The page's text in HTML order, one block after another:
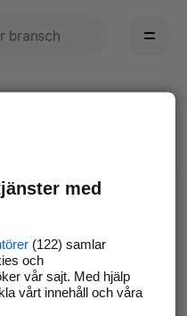
kan avhjälpa det.
och försök igen
med
(122) samlar
och
vår sajt. Med hjälp
vårt innehåll och våra